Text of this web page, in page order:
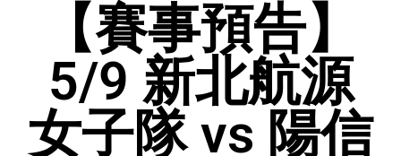
【賽事預告】
5/9 新北航源
女子隊 vs 陽信